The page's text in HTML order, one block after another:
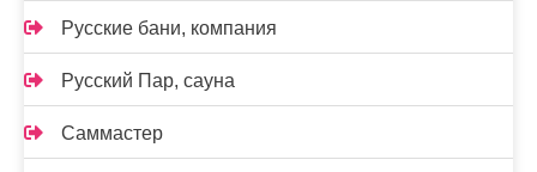
Русские бани, компания
Русский Пар, сауна
Саммастер